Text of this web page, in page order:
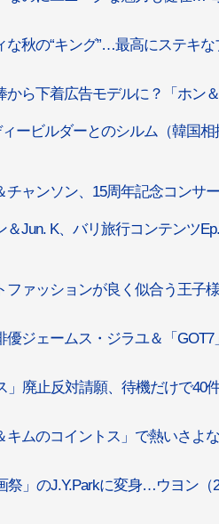
な秋の“キング”…最高にステキ
から下着広告モデルに？「ホン
ィービルダーとのシルム（韓国
チャンソン、15周年記念コン
＆Jun. K、バリ旅行コンテンツ
ファッションが良く似合う王子
優ジェームス・ジラユ＆「
」廃止反対請願、待機だけで
キムのコイントス」で熱いさよ
」のJ.Y.Parkに変身…ウヨン（